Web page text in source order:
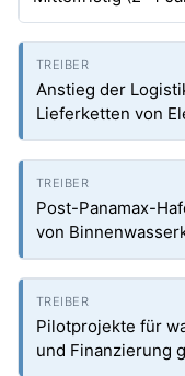
Anstieg der
Lieferketten von
Post-Panamax-
von
Pilotprojekte für
und Finanzierung